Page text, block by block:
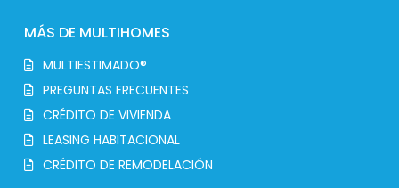
MÁS DE MULTIHOMES
MULTIESTIMADO®
PREGUNTAS FRECUENTES
CRÉDITO DE VIVIENDA
LEASING HABITACIONAL
CRÉDITO DE REMODELACIÓN